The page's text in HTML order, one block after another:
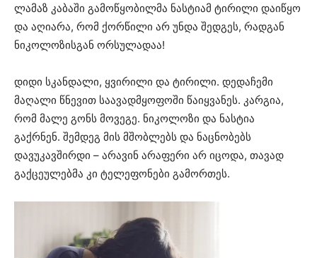
ლამაზ კაბაში გამოწყობილმა ნასტიამ ტირილი დაიწყო
და აღიარა, რომ ქორწილი არ უნდა შედგეს, რადგან
ნიკოლოზისგან ორსულადაა!
დიდი სკანდალი, ყვირილი და ტირილი. დედაჩემი
მაღალი წნევით საავადმყოფოში წაიყვანეს. კარგია,
რომ მალე გონს მოვეგე. ნიკოლოზი და ნასტია
გაქრნენ. შემდეგ მის მშობლებს და ნაცნობებს
დავუკავშირდი – არავინ არაფერი არ იცოდა, თავად
გაქცეულებმა კი ტელეფონები გამორთეს.